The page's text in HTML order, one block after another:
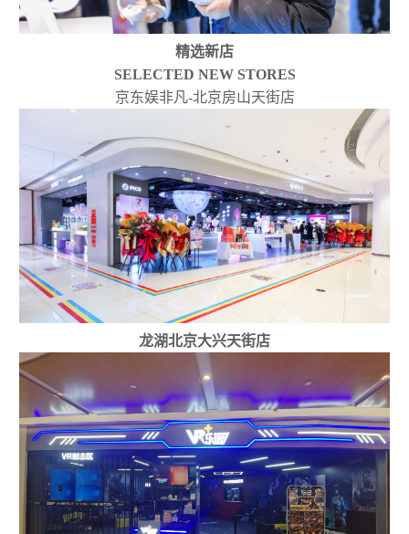
精选新店
SELECTED NEW STORES
京东娱非凡-北京房山天街店
龙湖北京大兴天街店